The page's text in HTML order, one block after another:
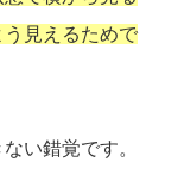
見えるためで
い錯覚です。